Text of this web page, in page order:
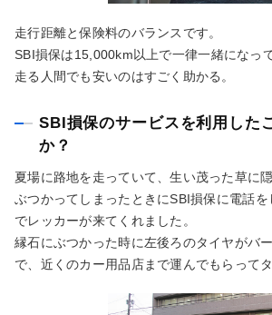
走行距離と保険料のバランスです。
SBI損保は15,000km以上で一律一緒になっ
走る人間でも安いのはすごく助かる。
SBI損保のサービスを利用した
か？
夏場に路地を走っていて、生い茂った草に
ぶつかってしまったときにSBI損保に電話
でレッカーが来てくれました。
縁石にぶつかった時に左後ろのタイヤがバ
で、近くのカー用品店まで運んでもらって